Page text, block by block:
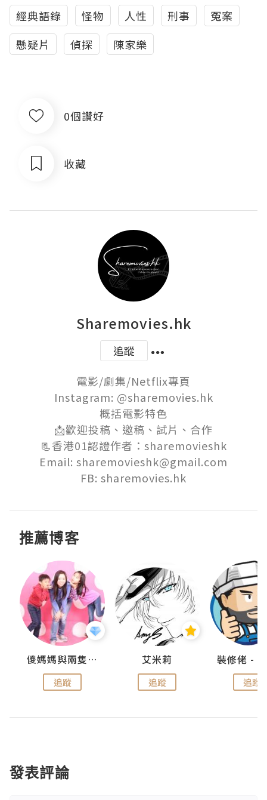
經典語錄
怪物 人性 刑事
冤案
懸疑片
偵探 陳家樂
0個讚好
收藏
Sharemovies.hk
追蹤
電影/劇集/Netflix專頁
Instagram: @sharemovies.hk
概括電影特色
📩歡迎投稿、邀稿、試片、合作
📃香港01認證作者：sharemovieshk
Email: sharemovieshk@gmail.com
FB: sharemovies.hk
推薦博客
儍媽媽與兩隻小魔怪之家
追蹤
艾米莉
追蹤 追蹤
發表評論